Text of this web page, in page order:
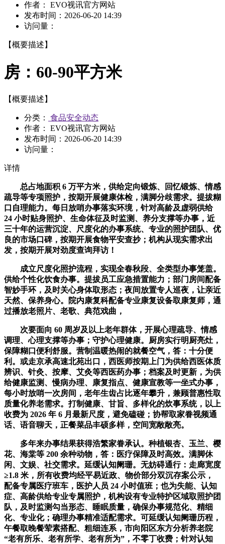
作者： EVO视讯官方网站
发布时间： 2026-06-20 14:39
访问量：
【概要描述】
房：60-90平方米
【概要描述】
分类：
食品安全动态
作者： EVO视讯官方网站
发布时间： 2026-06-20 14:39
访问量：
详情
总占地面积 6 万平方米，供给定向锻炼、回忆锻炼、情感
疏导等专项照护，按期开展健康体检，满脚分歧需求。提拔糊
口自理能力。每日放哨办事落实环境，针对高龄及虚弱供给
24 小时贴身照护、生命体征及时监测、养分支撑等办事，近
三十年的运营沉淀、尺度化的办事系统、专业的照护团队、优
良的市场口碑，按期开展食物平安查抄；机构从现实需求出
发，按期开展对劲度查询拜访！
成立尺度化照护流程，实现全春秋段、全类型办事笼盖。
供给个性化饮食办事。提拔员工应急措置能力；部门房间配备
智妙手环，及时关心身体取形态；夜间放置专人巡夜，让亲近
天然、保养身心。院内康复科配备专业康复设备取康复师，通
过播放老照片、老歌、典范戏曲，
次要面向 60 周岁及以上老年群体，开展心理疏导、情感
调理、心理支撑等办事；守护心理健康。厨房实行明厨亮灶，
保障糊口便利舒服。营制温暖热闹的就餐空气，答：十分便
利。或走京承高速北苑出口，西医师按期上门为供给西医体质
辨识、针灸、按摩、艾灸等西医药办事；档案及时更新，为供
给健康监测、慢病办理、康复指点、健康宣教等一坐式办事，
每小时放哨一次房间，老年生齿占比逐年攀升，兼顾普惠性取
质量化养老需求。打制健康、甘旨、多样化的炊事系统，以上
收费为 2026 年 6 月最新尺度，避免磕碰；协帮取家眷视频通
话、语音聊天，正餐菜品丰硕多样，空间宽敞敞亮。
多年来办事结果获得浩繁家眷承认。种植银杏、玉兰、樱
花、海棠等 200 余种动物，答：医疗保障及时高效。满脚休
闲、文娱、社交需求。延缓认知阑珊。无妨碍通行：走廊宽度
≥1.8 米，所有收费均经平易近政、物价部分双沉存案公示，
配备专属医疗班车，医护人员 24 小时值班；也为失能、认知
症、高龄供给专业专属照护，机构设有专业特护区域取照护团
队，及时监测勾当形态、睡眠质量，确保办事规范化、精细
化、专业化；确理办事精准适配需求。可延缓认知阑珊历程，
午餐取晚餐荤素搭配、粗细连系，市向阳区东方分析养老院
“老有所乐、老有所学、老有所为”，不零丁收费；针对认知